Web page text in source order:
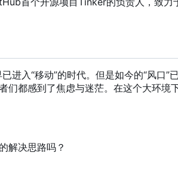
进入“移动”的时代。但是如今的“风口”
们都感到了焦虑与迷茫。在这个大环境
解决思路吗？